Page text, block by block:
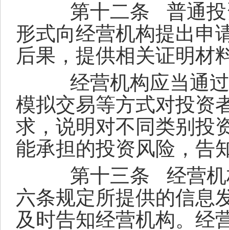
第十二条
普通
形式向经营机构提出申
后果，提供相关证明材
经营机构应当通过
模拟交易等方式对投资
求，说明对不同类别投
能承担的投资风险，告
第十三条
经营
六条规定所提供的信息
及时告知经营机构。经